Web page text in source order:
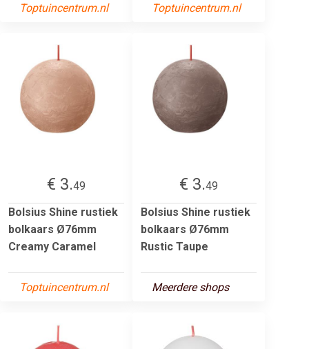
Toptuincentrum.nl Toptuincentrum.nl
€ 3.49
Bolsius Shine rustiek
bolkaars Ø76mm
Creamy Caramel
Toptuincentrum.nl
€ 3.49
Bolsius Shine rustiek
bolkaars Ø76mm
Rustic Taupe
Meerdere shops